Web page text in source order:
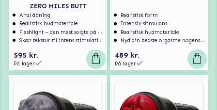
ZERO MILES BUTT
Anal åbning
Realistisk hudmateriale
Fleshlight – den mest solgte på markedet
Skøn tekstur til intens stimulation!
595 kr.
På lager
Realistisk form
Intensiv stimulans
Realistisk hudmateriale
Nyd din bedste orgasme nogensinde!
489 kr.
På lager